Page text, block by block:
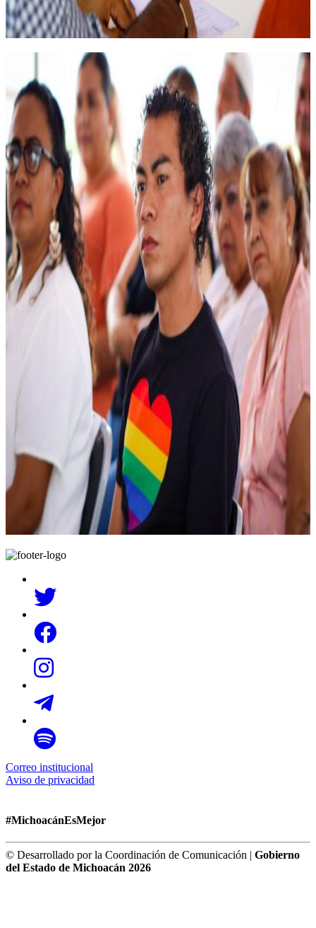
Correo institucional
Aviso de privacidad
#MichoacánEsMejor
© Desarrollado por la Coordinación de Comunicación | Gobierno
del Estado de Michoacán 2026